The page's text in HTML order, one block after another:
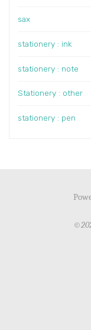
sax
stationery : ink
stationery : note
Stationery : other
stationery : pen